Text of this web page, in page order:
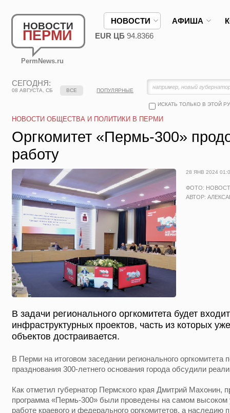
НОВОСТИ
ПЕРМИ
PermNews.ru
НОВОСТИ АФИША
EUR ЦБ 94.8366
СЕГОДНЯ:
08 АВГУСТА, СБ
ИСКАТЬ ТОЛЬКО В ЭТОЙ
ВСЕ ПОПУЛЯРНЫЕ
НОВОСТИ ОБЩЕСТВА И ПОЛИТИКИ В ПЕРМИ
Оргкомитет «Пермь-300»
работу
28 ЯНВ 2024
ФОТО:
АВТОР:
В задачи регионального оргкомитета будет
инфраструктурных проектов, часть из которых
объектов достраивается.
В Перми на итоговом заседании регионального оргкомитета
празднования 300-летнего основания города обсудили
Как отметил губернатор Пермского края Дмитрий Махонин,
программа «Пермь-300» были проведены на самом высоком
работе краевого и федерального оргкомитетов, а